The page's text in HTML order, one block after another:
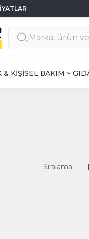
& KİŞİSEL BAKIM
Sıralama